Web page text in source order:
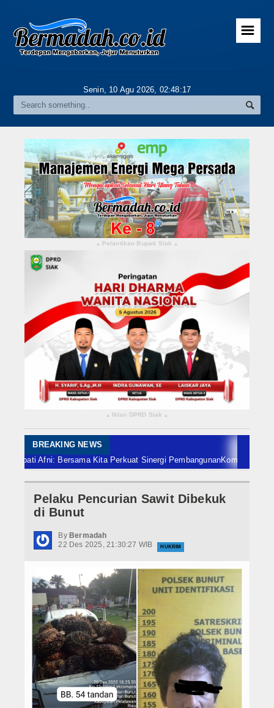
Home
Gallery
Riau
Daerah
Pekanbaru
Pelalawan
Kampar
Rokan Hulu
Bengkalis
Meranti
Indragiri Hulu
Kuansing
Siak
Nasional
Hukrim
Iptek
Berita Foto
Budaya & Pariwisata
Ekbis
☰
Senin, 10 Agu 2026, 02:48:18
▴ Pelantikan Bupati Siak ▴
▴ Iklan DPRD Siak ▴
BREAKING NEWS
Afni: Bersama Kita Perkuat Sinergi PembangunanKomitmen Lindungi
Pelaku Pencurian Sawit Dibekuk
di Bunut
By Bermadah
22 Des 2025, 21:30:27 WIB
HUKRIM